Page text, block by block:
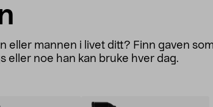
mannen i livet ditt? Finn gaven
eller noe han kan bruke hver dag.